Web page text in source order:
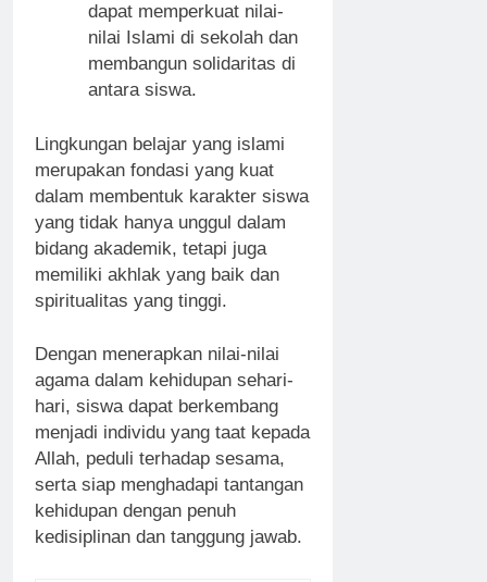
dapat memperkuat nilai-
nilai Islami di sekolah dan
membangun solidaritas di
antara siswa.
Lingkungan belajar yang islami
merupakan fondasi yang kuat
dalam membentuk karakter siswa
yang tidak hanya unggul dalam
bidang akademik, tetapi juga
memiliki akhlak yang baik dan
spiritualitas yang tinggi.
Dengan menerapkan nilai-nilai
agama dalam kehidupan sehari-
hari, siswa dapat berkembang
menjadi individu yang taat kepada
Allah, peduli terhadap sesama,
serta siap menghadapi tantangan
kehidupan dengan penuh
kedisiplinan dan tanggung jawab.